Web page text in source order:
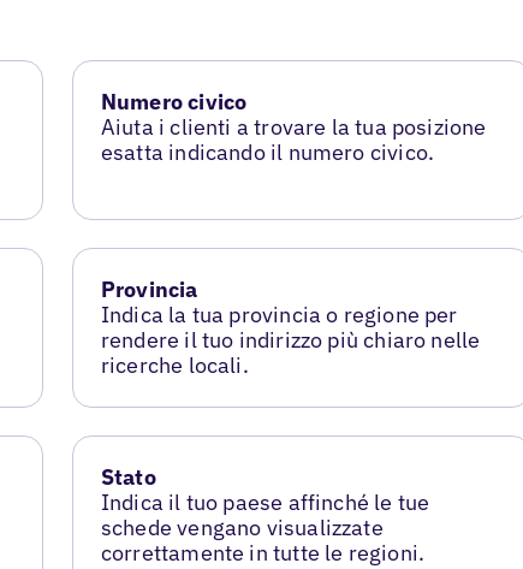
Numero civico
Aiuta i clienti a trovare la tua posizione
esatta indicando il numero civico.
Provincia
Indica la tua provincia o regione per
rendere il tuo indirizzo più chiaro nelle
ricerche locali.
Stato
Indica il tuo paese affinché le tue
schede vengano visualizzate
correttamente in tutte le regioni.